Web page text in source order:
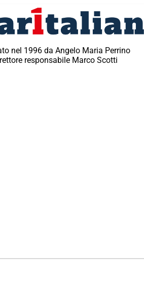
nel 1996 da Angelo Maria Perrino
responsabile Marco Scotti